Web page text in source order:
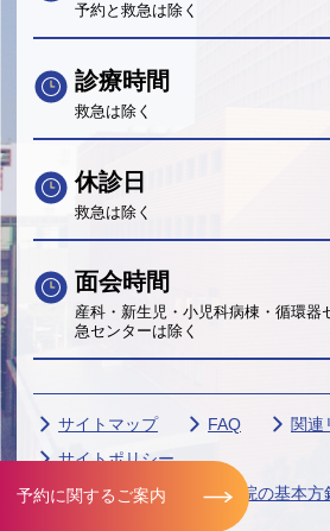
予約に関するご案内
予約と救急は除く
診療時間
救急は除く
休診日
救急は除く
面会時間
産科・新生児・小児科病棟・循環器
急センターは除く
サイトマップ FAQ
関連
サイトポリシー
個人情報保護に関する当院の基本方